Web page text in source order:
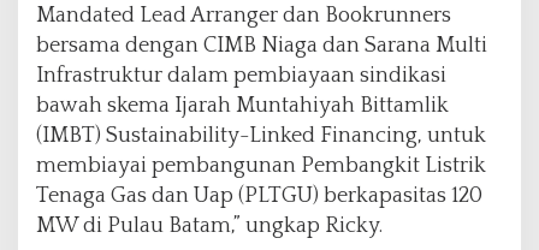
Mandated Lead Arranger dan Bookrunners
bersama dengan CIMB Niaga dan Sarana Multi
Infrastruktur dalam pembiayaan sindikasi
bawah skema Ijarah Muntahiyah Bittamlik
(IMBT) Sustainability-Linked Financing, untuk
membiayai pembangunan Pembangkit Listrik
Tenaga Gas dan Uap (PLTGU) berkapasitas 120
MW di Pulau Batam,” ungkap Ricky.